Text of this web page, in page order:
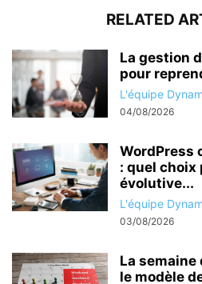
RELATED
La gestion
pour
L'équipe
04/08/2026
WordPress
: quel choix
évolutive...
L'équipe
03/08/2026
La semaine
le modèle